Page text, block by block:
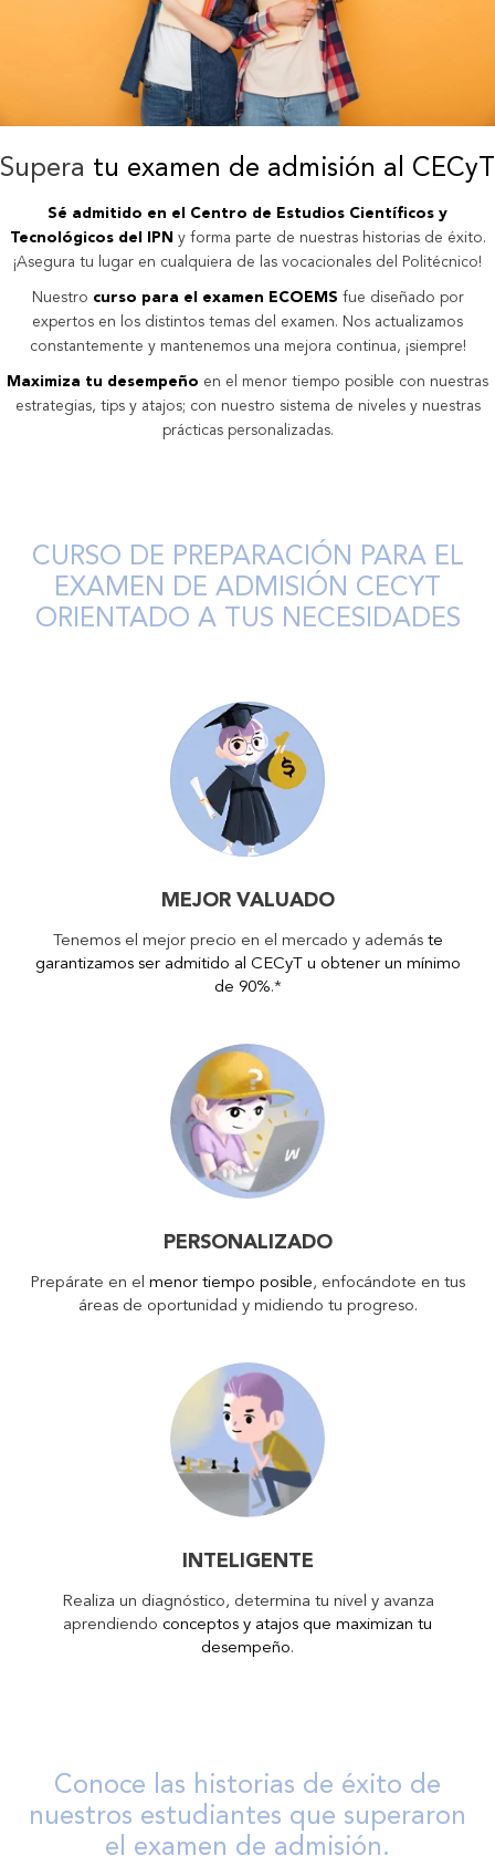
Supera tu examen de admisión al CECyT
Sé admitido en el Centro de Estudios Científicos y
Tecnológicos del IPN y forma parte de nuestras historias de éxito.
¡Asegura tu lugar en cualquiera de las vocacionales del Politécnico!
Nuestro curso para el examen ECOEMS fue diseñado por
expertos en los distintos temas del examen. Nos actualizamos
constantemente y mantenemos una mejora continua, ¡siempre!
Maximiza tu desempeño en el menor tiempo posible con nuestras
estrategias, tips y atajos; con nuestro sistema de niveles y nuestras
prácticas personalizadas.
CURSO DE PREPARACIÓN PARA EL
EXAMEN DE ADMISIÓN CECYT
ORIENTADO A TUS NECESIDADES
MEJOR VALUADO
Tenemos el mejor precio en el mercado y además te
garantizamos ser admitido al CECyT u obtener un mínimo
de 90%.*
PERSONALIZADO
Prepárate en el menor tiempo posible, enfocándote en tus
áreas de oportunidad y midiendo tu progreso.
INTELIGENTE
Realiza un diagnóstico, determina tu nivel y avanza
aprendiendo conceptos y atajos que maximizan tu
desempeño.
Conoce las historias de éxito de
nuestros estudiantes que superaron
el examen de admisión.